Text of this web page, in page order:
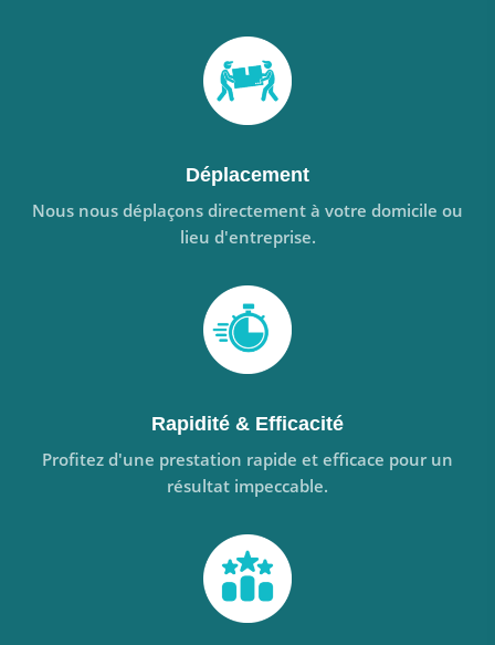
Déplacement
Nous nous déplaçons directement à votre domicile ou
lieu d'entreprise.
Rapidité & Efficacité
Profitez d'une prestation rapide et efficace pour un
résultat impeccable.